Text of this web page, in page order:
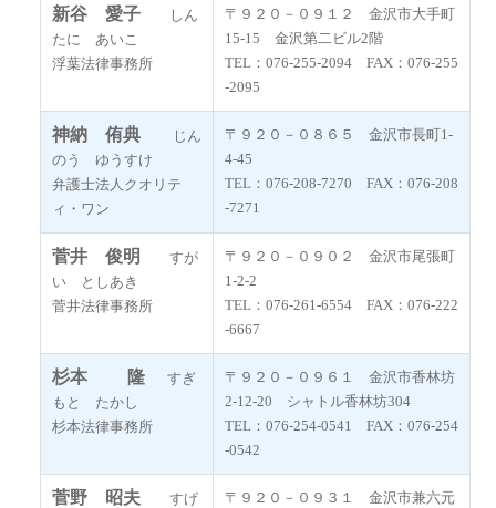
新谷 愛子 しん
たに あいこ
浮葉法律事務所
〒９２０－０９１２ 金沢市大手町
15-15 金沢第二ビル2階
TEL：076-255-2094 FAX：076-255
-2095
神納 侑典
じん
のう ゆうすけ
弁護士法人クオリテ
ィ・ワン
〒９２０－０８６５ 金沢市長町1-
4-45
TEL：076-208-7270 FAX：076-208
-7271
菅井 俊明
すが
い としあき
菅井法律事務所
〒９２０－０９０２ 金沢市尾張町
1-2-2
TEL：076-261-6554 FAX：076-222
-6667
杉本 隆すぎ
もと たかし
杉本法律事務所
〒９２０－０９６１ 金沢市香林坊
2‐12‐20 シャトル香林坊304
TEL：076-254-0541 FAX：076-254
-0542
菅野 昭夫 すげ
〒９２０－０９３１ 金沢市兼六元